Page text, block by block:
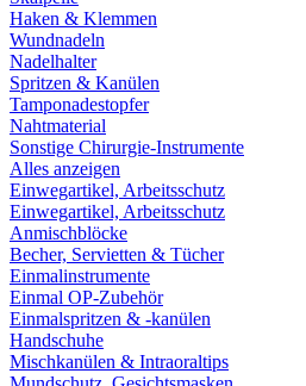
Haken & Klemmen
Wundnadeln
Nadelhalter
Spritzen & Kanülen
Tamponadestopfer
Nahtmaterial
Sonstige Chirurgie-Instrumente
Alles anzeigen
Einwegartikel, Arbeitsschutz
Einwegartikel, Arbeitsschutz
Anmischblöcke
Becher, Servietten & Tücher
Einmalinstrumente
Einmal OP-Zubehör
Einmalspritzen & -kanülen
Handschuhe
Mischkanülen & Intraoraltips